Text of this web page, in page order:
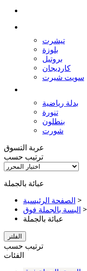
تيشرت
بلوزة
بروتيل
كارديجان
سويت شيرت
بدلة رياضية
تنورة
بنطلون
شورت
عربة التسوق
ترتيب حسب
عبائة بالجملة
الصفحة الرئيسية >
البسة بالجملة فوق >
عبائة بالجملة
الفلتر
ترتيب حسب
الفئات